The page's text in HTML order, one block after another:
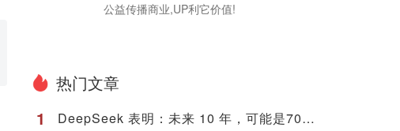
公益传播商业,UP利它价值!
热门文章
1
DeepSeek 表明：未来 10 年，可能是70后80后最艰难的10 年